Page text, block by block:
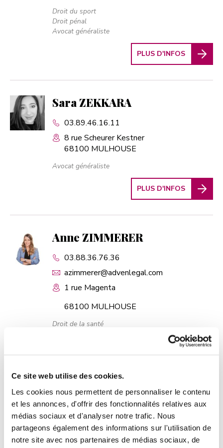
Ce site web utilise des cookies.
Les cookies nous permettent de personnaliser le contenu
et les annonces, d'offrir des fonctionnalités relatives aux
médias sociaux et d'analyser notre trafic. Nous
partageons également des informations sur l'utilisation de
notre site avec nos partenaires de médias sociaux, de
Droit du sport
Droit pénal
Avocat généraliste
PLUS D'INFOS
Sara ZEKKARA
03.89.46.16.11
8 rue Scheurer Kestner
68100 MULHOUSE
Avocat généraliste
PLUS D'INFOS
Anne ZIMMERER
03.88.36.76.36
azimmerer@advenlegal.com
1 rue Magenta
68100 MULHOUSE
Droit de la santé
Avocat généraliste
Olivia ZIMMERMANN
03.89.46.17.64